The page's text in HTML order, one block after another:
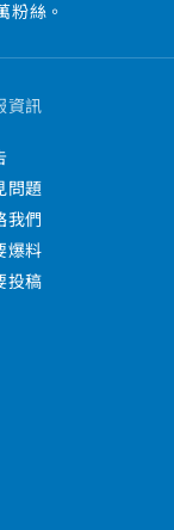
粉絲。
資訊
問題
我們
爆料
投稿